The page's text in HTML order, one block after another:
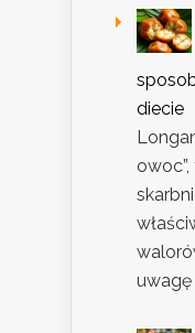
diecie
uwagę